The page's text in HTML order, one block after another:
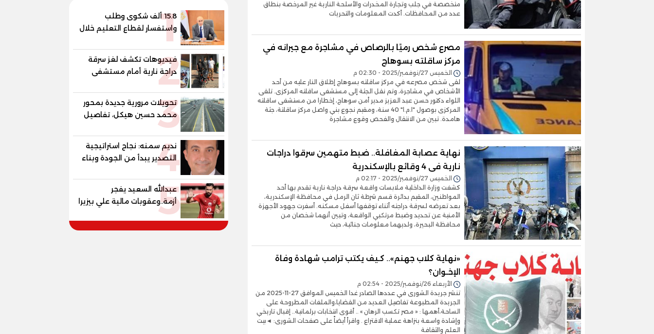
متخصصة في جلب وتجارة المخدرات والأسلحة النارية غير المرخصة بنطاق
عدد من المحافظات. أكدت المعلومات والتحريات
مصرع شخص رميًا بالرصاص في مشاجرة مع جيرانه في
مركز ساقلته بسوهاج
الخميس 27/نوفمبر/2025 - 02:30 م
لقى شخص مصرعه في مركز ساقلته بسوهاج إطلاق النار عليه من أحد
الأشخاص في مشاجرة، وتم نقل الجثة إلى مستشفى ساقلته المركزى. تلقى
اللواء دكتور حسن عبد العزيز مدير أمن سوهاج، إخطارا من مستشفى ساقلته
المركزى بوصول "ا.م.ا" 40 سنة، ومقيم نجوع بني واصل مركز ساقلتة، جثة
هامدة. تبين من الانتقال والفحص وقوع مشاجرة
نهاية عصابة المغافلة.. ضبط متهمين سرقوا دراجات
نارية فى 4 وقائع بالإسكندرية
الخميس 27/نوفمبر/2025 - 02:17 م
كشفت وزارة الداخلية ملابسات واقعة سرقة دراجة نارية تقدم بها أحد
المواطنين، المقيم بدائرة قسم شرطة ثان الرمل في محافظة الإسكندرية،
بعد تعرضه لسرقة دراجته أثناء توقفها أسفل مسكنه. أسفرت جهود الأجهزة
الأمنية عن تحديد وضبط مرتكبي الواقعة، وتبين أنهما شخصان من
محافظة البحيرة، ولديهما معلومات جنائية، حيث
«نهاية كلاب جهنم».. كـيف يكتب ترامب شهادة وفاة
الإخـوان؟
الأربعاء 26/نوفمبر/2025 - 02:54 م
تنشر جريدة الشورى في عددها الصادر غدا الخميس الموافق 27-11-2025 من
الجريدة المطبوعة تفاصيل العديد من القضايا،والملفات المطروحة على
الساحة،أهمها : « مصر تكسب الرهان » .. أقوى انتخابات برلمانية.. إقبال تاريخي
وإشادة واسعة بنزاهة عملية الاقتراع . واقرأ أيضاً على صفحات الشورى: ◄بيت
العلم والثقافة
115.8 ألف شكوى وطلب
واستفسار لقطاع التعليم خلال
يوليو.. استجابة فعالة لشكاوى
2
فيديوهات تكشف لغز سرقة
دراجة نارية أمام مستشفى
بمدينة نصر
3
تحويلات مرورية جديدة بمحور
محمد حسين هيكل، تفاصيل
الغلق على مرحلتين
4
نديم سمنه: نجاح استراتيجية
التصدير يبدأ من الجودة وبناء
الثقة في شعار "صنع في
مصر"
5
عبدالله السعيد يفجر
أزمة..وعقوبات مالية علي بيزيرا
وبانزا